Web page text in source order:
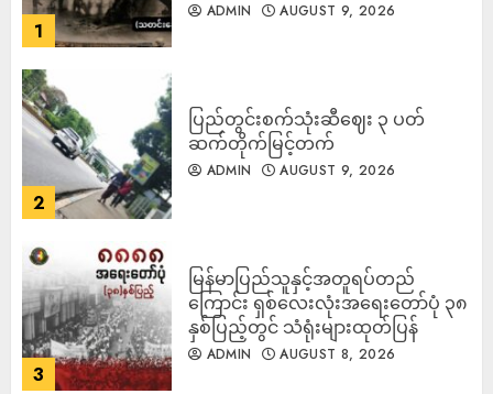
1
ADMIN AUGUST 9, 2026
2
ပြည်တွင်းစက်သုံးဆီဈေး ၃ ပတ်
ဆက်တိုက်မြင့်တက်
ADMIN AUGUST 9, 2026
3
မြန်မာပြည်သူနှင့်အတူရပ်တည်
ကြောင်း ရှစ်လေးလုံးအရေးတော်ပုံ ၃၈
နှစ်ပြည့်တွင် သံရုံးများထုတ်ပြန်
ADMIN AUGUST 8, 2026